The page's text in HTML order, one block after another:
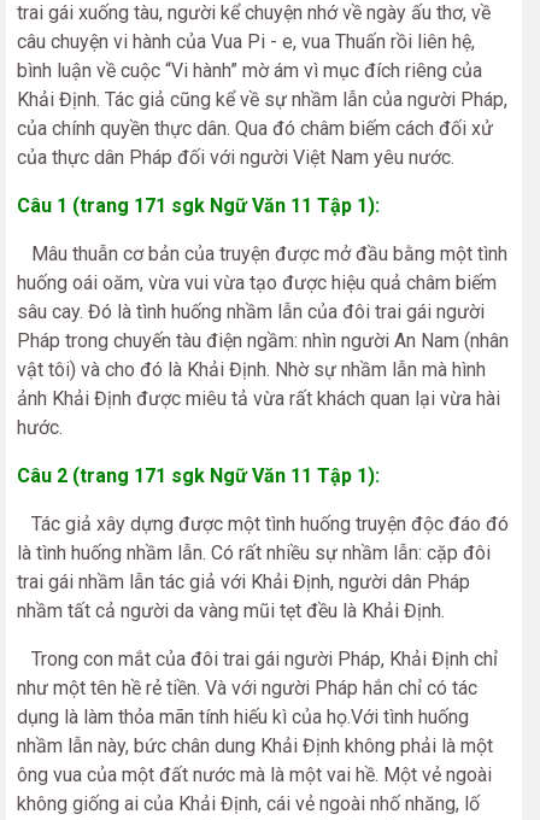
trai gái xuống tàu, người kể chuyện nhớ về ngày ấu thơ, về
câu chuyện vi hành của Vua Pi - e, vua Thuấn rồi liên hệ,
bình luận về cuộc “Vi hành” mờ ám vì mục đích riêng của
Khải Định. Tác giả cũng kể về sự nhầm lẫn của người Pháp,
của chính quyền thực dân. Qua đó châm biếm cách đối xử
của thực dân Pháp đối với người Việt Nam yêu nước.
Câu 1 (trang 171 sgk Ngữ Văn 11 Tập 1):
Mâu thuẫn cơ bản của truyện được mở đầu bằng một tình
huống oái oăm, vừa vui vừa tạo được hiệu quả châm biếm
sâu cay. Đó là tình huống nhầm lẫn của đôi trai gái người
Pháp trong chuyến tàu điện ngầm: nhìn người An Nam (nhân
vật tôi) và cho đó là Khải Định. Nhờ sự nhầm lẫn mà hình
ảnh Khải Định được miêu tả vừa rất khách quan lại vừa hài
hước.
Câu 2 (trang 171 sgk Ngữ Văn 11 Tập 1):
Tác giả xây dựng được một tình huống truyện độc đáo đó
là tình huống nhầm lẫn. Có rất nhiều sự nhầm lẫn: cặp đôi
trai gái nhầm lẫn tác giả với Khải Định, người dân Pháp
nhầm tất cả người da vàng mũi tẹt đều là Khải Định.
Trong con mắt của đôi trai gái người Pháp, Khải Định chỉ
như một tên hề rẻ tiền. Và với người Pháp hắn chỉ có tác
dụng là làm thỏa mãn tính hiếu kì của họ.Với tình huống
nhầm lẫn này, bức chân dung Khải Định không phải là một
ông vua của một đất nước mà là một vai hề. Một vẻ ngoài
không giống ai của Khải Định, cái vẻ ngoài nhố nhăng, lố